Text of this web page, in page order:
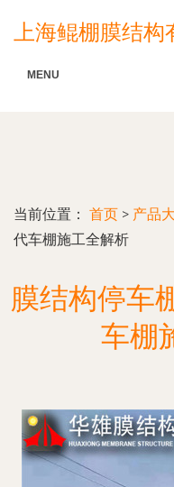
上海鲲棚膜结构
MENU
当前位置： 首页 > 产品
代车棚施工全解析
膜结构停车
车棚